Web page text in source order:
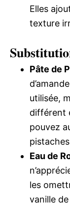
Elles
texture
Pâte de
utilisée,
différent
pouvez
Eau de
les
vanille